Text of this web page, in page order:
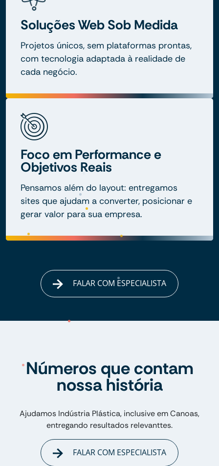
Soluções Web Sob Medida
Projetos únicos, sem plataformas prontas,
com tecnologia adaptada à realidade de
cada negócio.
Foco em Performance e
Objetivos Reais
Pensamos além do layout: entregamos
sites que ajudam a converter, posicionar e
gerar valor para sua empresa.
FALAR COM ESPECIALISTA
Números que contam
nossa história
Ajudamos Indústria Plástica, inclusive em Canoas,
entregando resultados relevanttes.
FALAR COM ESPECIALISTA